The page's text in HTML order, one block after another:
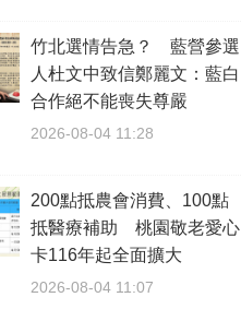
竹北選情告急？ 藍營參選
人杜文中致信鄭麗文：藍白
合作絕不能喪失尊嚴
2026-08-04 11:28
200點抵農會消費、100點
抵醫療補助 桃園敬老愛心
卡116年起全面擴大
2026-08-04 11:07